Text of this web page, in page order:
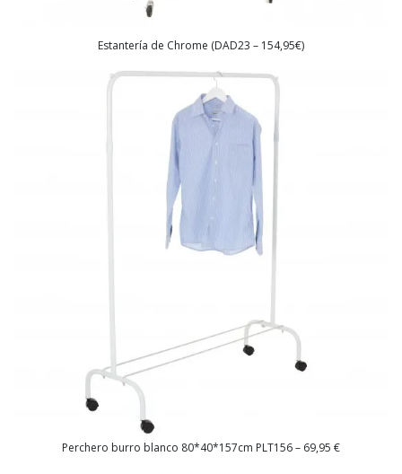
Estantería de Chrome (DAD23 – 154,95€)
Perchero burro blanco 80*40*157cm PLT156 – 69,95 €